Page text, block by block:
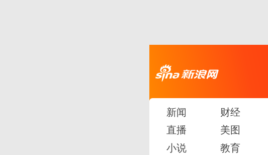
新闻 财经
直播
美图
小说
教育